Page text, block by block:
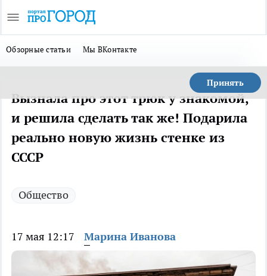
Обзорные статьи Мы ВКонтакте
Принять
Вызнала про этот трюк у знакомой,
и решила сделать так же! Подарила
реально новую жизнь стенке из
СССР
Общество
17 мая 12:17 Марина Иванова